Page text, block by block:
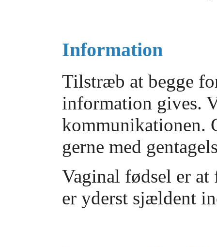
Information
Tilstræb at begge
information gives.
kommunikationen.
gerne med
Vaginal fødsel er
er yderst sjældent